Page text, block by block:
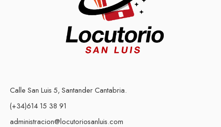
Calle San Luis 5, Santander Cantabria.
(+34)614 15 38 91
administracion@locutoriosanluis.com